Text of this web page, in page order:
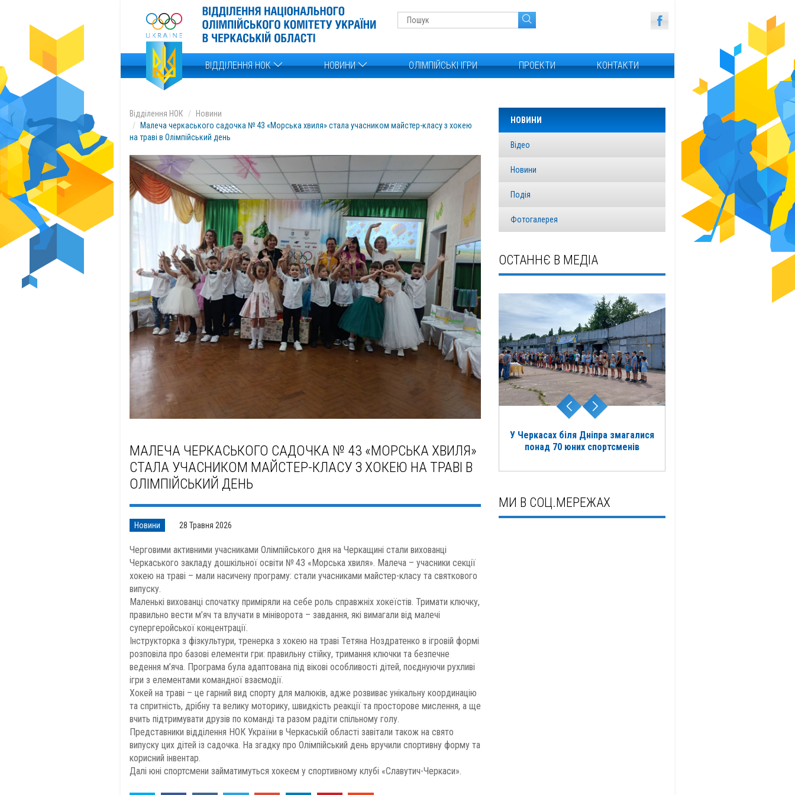
ВІДДІЛЕННЯ НОК НОВИНИ ОЛІМПІЙСЬКІ ІГРИ ПРОЕКТИ КОНТАКТИ
Відділення НОК
Новини
Малеча черкаського садочка № 43 «Морська хвиля» стала учасником майстер-класу з хокею
на траві в Олімпійський день
МАЛЕЧА ЧЕРКАСЬКОГО САДОЧКА № 43 «МОРСЬКА ХВИЛЯ»
СТАЛА УЧАСНИКОМ МАЙСТЕР-КЛАСУ З ХОКЕЮ НА ТРАВІ В
ОЛІМПІЙСЬКИЙ ДЕНЬ
Новини 28 Травня 2026
Черговими активними учасниками Олімпійського дня на Черкащині стали вихованці
Черкаського закладу дошкільної освіти № 43 «Морська хвиля». Малеча – учасники секції
хокею на траві – мали насичену програму: стали учасниками майстер-класу та святкового
випуску.
Маленькі вихованці спочатку приміряли на себе роль справжніх хокеїстів. Тримати ключку,
правильно вести м’яч та влучати в мініворота – завдання, які вимагали від малечі
супергеройської концентрації.
Інструкторка з фізкультури, тренерка з хокею на траві Тетяна Ноздратенко в ігровій формі
розповіла про базові елементи гри: правильну стійку, тримання ключки та безпечне
ведення м’яча. Програма була адаптована під вікові особливості дітей, поєднуючи рухливі
ігри з елементами командної взаємодії.
Хокей на траві – це гарний вид спорту для малюків, адже розвиває унікальну координацію
та спритність, дрібну та велику моторику, швидкість реакції та просторове мислення, а ще
вчить підтримувати друзів по команді та разом радіти спільному голу.
Представники відділення НОК України в Черкаській області завітали також на свято
випуску цих дітей із садочка. На згадку про Олімпійський день вручили спортивну форму та
корисний інвентар.
Далі юні спортсмени займатимуться хокеєм у спортивному клубі «Славутич-Черкаси».
НОВИНИ
Відео
Новини
Подія
Фотогалерея
ОСТАННЄ В МЕДІА
У Черкасах біля Дніпра змагалися
понад 70 юних спортсменів
МИ В СОЦ.МЕРЕЖАХ